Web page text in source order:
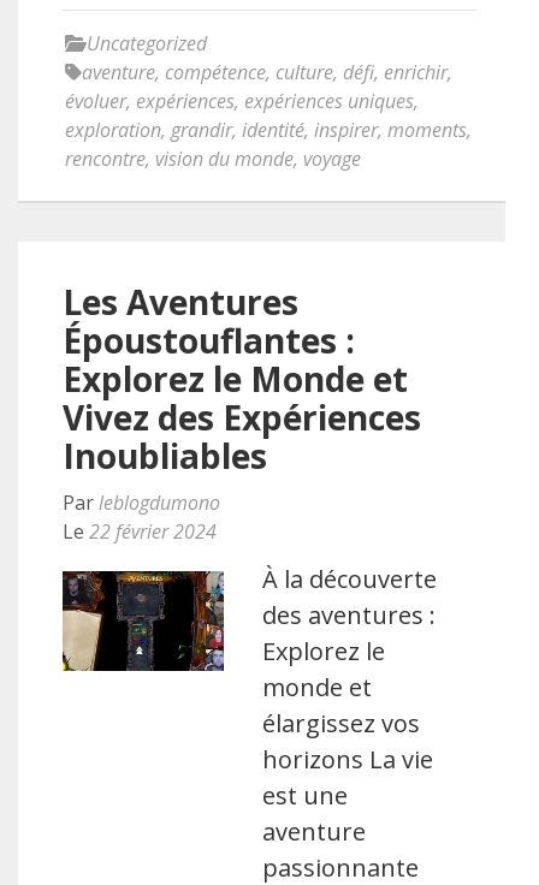
Uncategorized
aventure, compétence, culture, défi, enrichir,
évoluer, expériences, expériences uniques,
exploration, grandir, identité, inspirer, moments,
rencontre, vision du monde, voyage
Les Aventures
Époustouflantes :
Explorez le Monde et
Vivez des Expériences
Inoubliables
Parleblogdumono
Le 22 février 2024
À la découverte
des aventures :
Explorez le
monde et
élargissez vos
horizons La vie
est une
aventure
passionnante